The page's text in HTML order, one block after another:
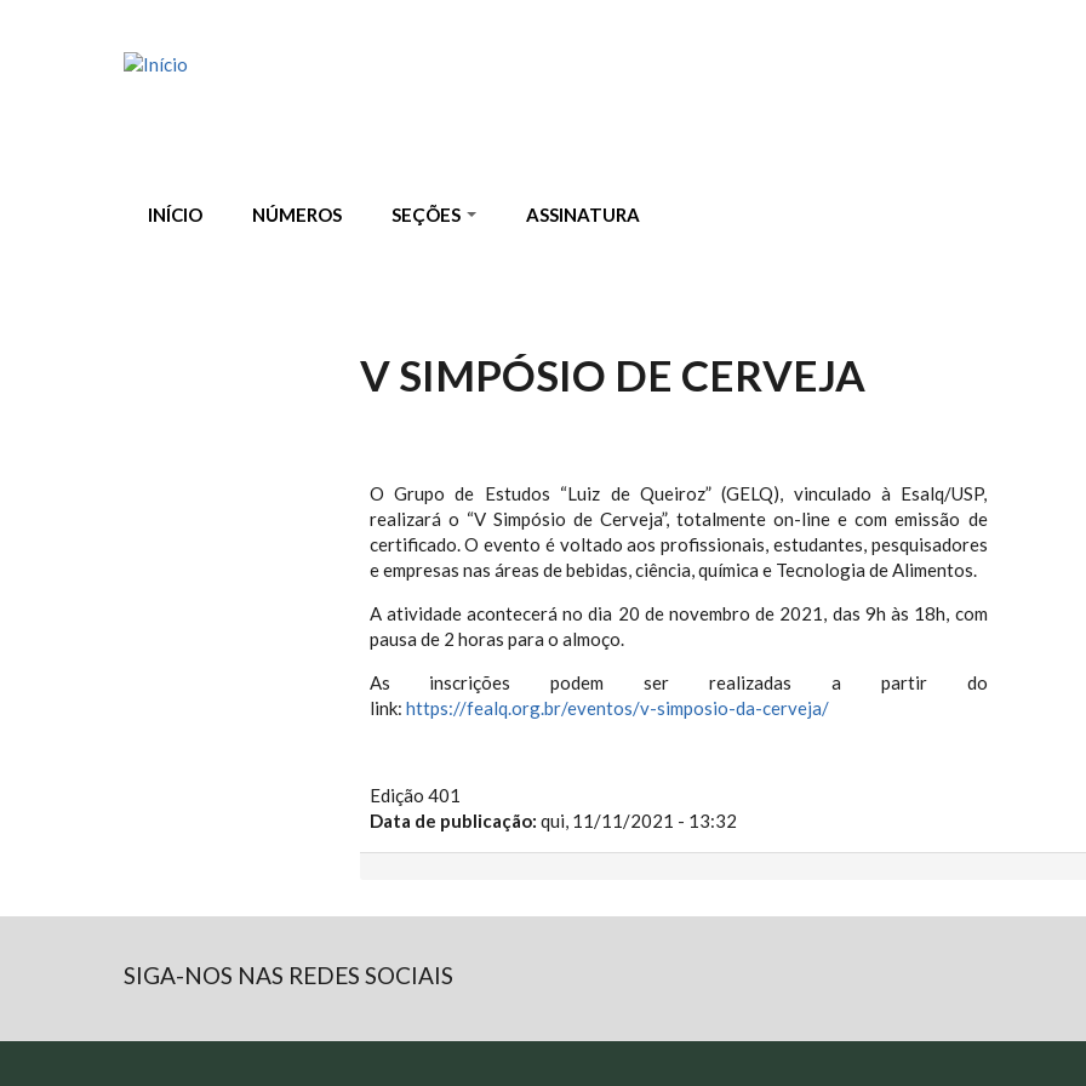
INÍCIO NÚMEROS SEÇÕES ASSINATURA
V SIMPÓSIO DE CERVEJA
O Grupo de Estudos “Luiz de Queiroz” (GELQ), vinculado à Esalq/USP,
realizará o “V Simpósio de Cerveja”, totalmente on-line e com emissão de
certificado. O evento é voltado aos profissionais, estudantes, pesquisadores
e empresas nas áreas de bebidas, ciência, química e Tecnologia de Alimentos.
A atividade acontecerá no dia 20 de novembro de 2021, das 9h às 18h, com
pausa de 2 horas para o almoço.
As inscrições podem ser realizadas a partir do
link: https://fealq.org.br/eventos/v-simposio-da-cerveja/
Edição 401
Data de publicação: qui, 11/11/2021 - 13:32
SIGA-NOS NAS REDES SOCIAIS